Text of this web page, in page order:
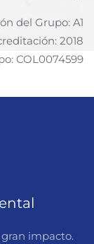
del Grupo: A1
2018
COL0074599
impacto.